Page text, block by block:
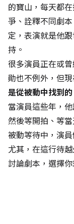
的寶山，每天都
爭、詮釋不同劇
定，表演就是他
持。
很多演員正在或
勛也不例外，但
是從被動中找到的
當演員這些年，
然後等開拍、等
被動等待中，演
尤其，在這行待
討論劇本，選擇